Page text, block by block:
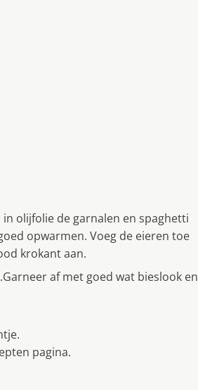
olijfolie de garnalen en spaghetti
opwarmen. Voeg de eieren toe
krokant aan.
af met goed wat bieslook en
pagina.